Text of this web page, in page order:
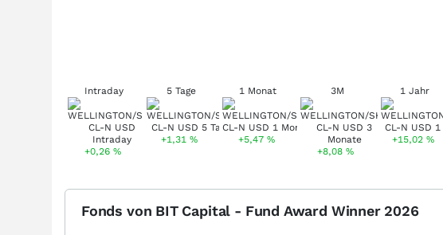
Intraday
+0,26 %
5 Tage
+1,31%
1 Monat
+5,47 %
3M
+8,08%
1 Jahr
+15,02%
Fonds von BIT Capital - Fund Award Winner 2026